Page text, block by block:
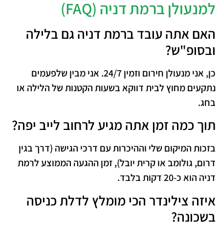
למנעולן ברמת דניה (FAQ)
האם אתה עובד ברמת דניה גם בלילה
ובסופ"ש?
כן, אני מנעולן חירום וזמין 24/7. אני מבין שלפעמים
נתקעים מחוץ לבית דווקא בשעות הקטנות של הלילה או
בחג.
תוך כמה זמן אתה מגיע לרחוב לייב יפה?
בזכות המיקום שלי וההיכרות עם דרכי הגישה (דרך בגין
דרום, גולומב או קרית יובל), זמן ההגעה הממוצע לרמת
דניה הוא כ-20 דקות בלבד.
איזה צילינדר הכי מומלץ לדלת כניסה
בשכונה?